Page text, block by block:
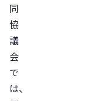
同
協
議
会
で
は、